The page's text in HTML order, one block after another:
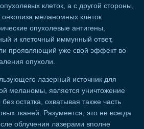
клеток, а с другой стороны,
онколиза меланомных клеток
опухолевые антигены,
и клеточный иммунный ответ,
проявляющий уже свой эффект во
опухоли.
лазерный источник для
меланомы, является уничтожение
остатка, охватывая также часть
тканей. Разумеется, это не всегда
облучения лазерами вполне